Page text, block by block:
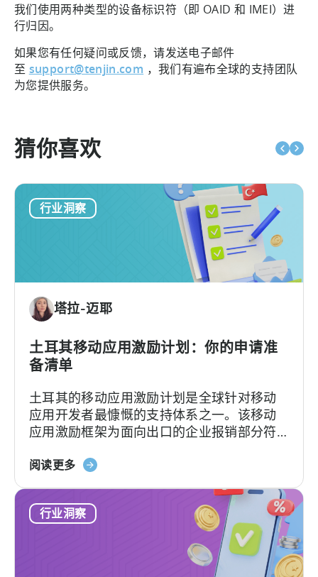
我们使用两种类型的设备标识符（即 OAID 和 IMEI）进
行归因。
如果您有任何疑问或反馈，请发送电子邮件
至 support@tenjin.com ，我们有遍布全球的支持团队
为您提供服务。
猜你喜欢
行业洞察
塔拉-迈耶
土耳其移动应用激励计划：你的申请准
备清单
土耳其的移动应用激励计划是全球针对移动
应用开发者最慷慨的支持体系之一。该移动
应用激励框架为面向出口的企业报销部分符
场准入费用，具体支持力度和上限因类别及
阅读更多关
耳
行业洞察